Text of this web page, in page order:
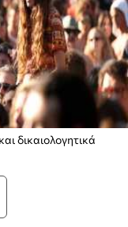
δικαιολογητικά